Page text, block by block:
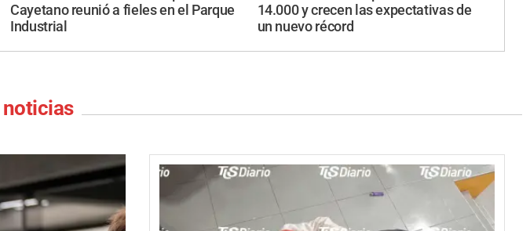
Cayetano reunió a fieles en el Parque
Industrial
14.000 y crecen las expectativas de
un nuevo récord
noticias